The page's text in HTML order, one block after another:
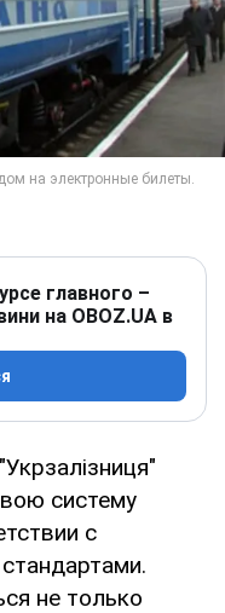
главного –
на OBOZ.UA в
систему
с
не только